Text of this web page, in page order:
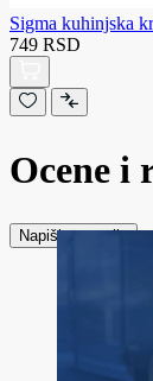
Sigma kuhinjska
749 RSD
Ocene i
Napiši recenziju